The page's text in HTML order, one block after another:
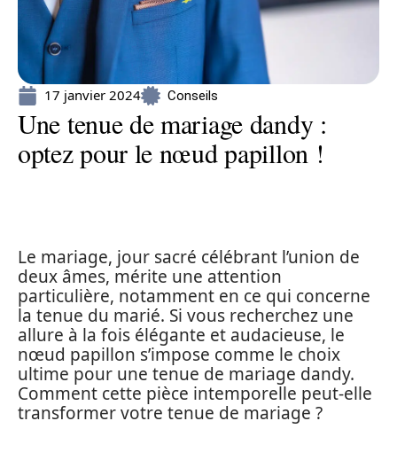
17 janvier 2024 Conseils
Une tenue de mariage dandy :
optez pour le nœud papillon !
Le mariage, jour sacré célébrant l’union de
deux âmes, mérite une attention
particulière, notamment en ce qui concerne
la tenue du marié. Si vous recherchez une
allure à la fois élégante et audacieuse, le
nœud papillon s’impose comme le choix
ultime pour une tenue de mariage dandy.
Comment cette pièce intemporelle peut-elle
transformer votre tenue de mariage ?